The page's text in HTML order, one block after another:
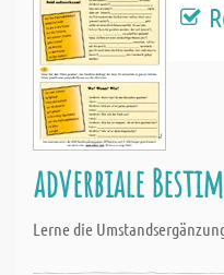
adverbiale
Lerne die